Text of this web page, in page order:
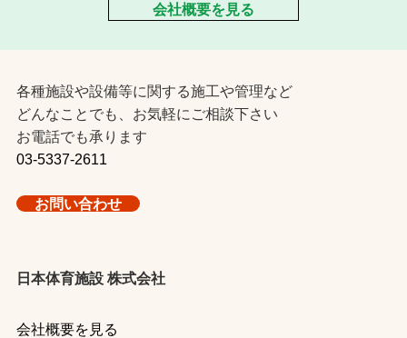
会社概要を見る
各種施設や設備等に関する施工や管理など
どんなことでも、お気軽にご相談下さい
お電話でも承ります
03-5337-2611
お問い合わせ
日本体育施設 株式会社
会社概要を見る